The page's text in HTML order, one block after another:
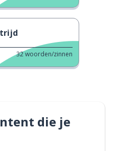
32woorden/zinnen
die je